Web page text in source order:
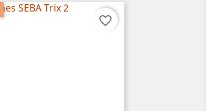
favorite_border